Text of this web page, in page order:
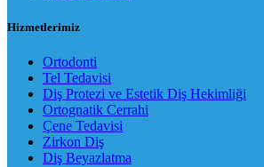
Hizmetlerimiz
Ortodonti
Tel Tedavisi
Diş Protezi ve Estetik Diş Hekimliği
Ortognatik Cerrahi
Çene Tedavisi
Zirkon Diş
Diş Beyazlatma